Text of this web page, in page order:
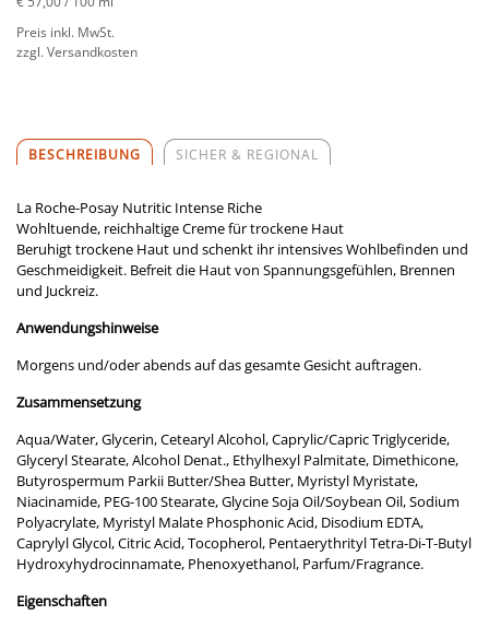
Preis inkl. MwSt.
zzgl. Versandkosten
BESCHREIBUNG SICHER & REGIONAL
La Roche-Posay Nutritic Intense Riche
Wohltuende, reichhaltige Creme für trockene Haut
Beruhigt trockene Haut und schenkt ihr intensives Wohlbefinden und
Geschmeidigkeit. Befreit die Haut von Spannungsgefühlen, Brennen
und Juckreiz.
Anwendungshinweise
Morgens und/oder abends auf das gesamte Gesicht auftragen.
Zusammensetzung
Aqua/Water, Glycerin, Cetearyl Alcohol, Caprylic/Capric Triglyceride,
Glyceryl Stearate, Alcohol Denat., Ethylhexyl Palmitate, Dimethicone,
Butyrospermum Parkii Butter/Shea Butter, Myristyl Myristate,
Niacinamide, PEG-100 Stearate, Glycine Soja Oil/Soybean Oil, Sodium
Polyacrylate, Myristyl Malate Phosphonic Acid, Disodium EDTA,
Caprylyl Glycol, Citric Acid, Tocopherol, Pentaerythrityl Tetra-Di-T-Butyl
Hydroxyhydrocinnamate, Phenoxyethanol, Parfum/Fragrance.
Eigenschaften